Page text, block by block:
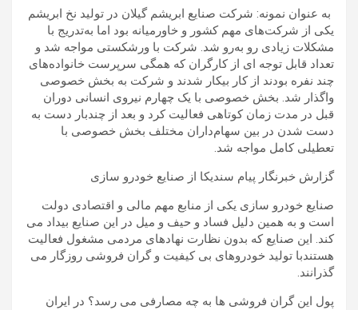
به عنوان نمونه: شرکت صنایع ابریشم گیلان در تولید نخ ابریشم
یکی از شرکت‌های مهم کشور و خاورمیانه بود اما به‌تدریج با
مشکلات زیادی رو به‌رو شد. شرکت با ورشکستی مواجه شد و
تعداد قابل توجه ای از کارگران که همگی سرپرست خانواده‌های
چند نفره بودند از کار بیکار شدند و شرکت به بخش خصوصی
واگذار شد. بخش خصوصی با یک چهارم نیروی انسانی دوران
قبل در مدت زمان کوتاهی فعالیت کرد و بعد از چندبار دست به
دست شدن در بین سهام‌داران مختلف بخش خصوصی با
تعطیلی کامل مواجه شد.
گزارش خبرنگار پیام سندیکا از صنایع خودرو سازی
صنایع خودرو سازی یکی از منابع مهم مالی و اقتصادی دولت
است و به همین دلیل فساد و حیف و میل در این صنایع بیداد می
کند. این صنایع که بدون نظارت نهادهای مردمی مشغول فعالیت
هستندبا تولید خودروهای بی کیفیت و گران فروشی روزگار می
گذرانند.
پول این گران فروشی ها به چه مصارفی می رسد؟ در ایران